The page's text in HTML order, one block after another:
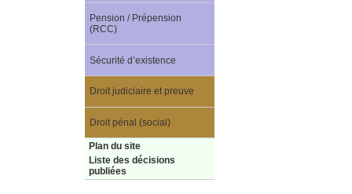
Pension / Prépension
(RCC)
Sécurité d’existence
Droit judiciaire et preuve
Droit pénal (social)
Plan du site
Liste des décisions
publiées